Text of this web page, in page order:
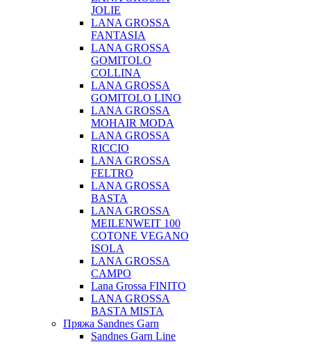
JOLIE
LANA GROSSA
FANTASIA
LANA GROSSA
GOMITOLO
COLLINA
LANA GROSSA
GOMITOLO LINO
LANA GROSSA
MOHAIR MODA
LANA GROSSA
RICCIO
LANA GROSSA
FELTRO
LANA GROSSA
BASTA
LANA GROSSA
MEILENWEIT 100
COTONE VEGANO
ISOLA
LANA GROSSA
CAMPO
Lana Grossa FINITO
LANA GROSSA
BASTA MISTA
Пряжа Sandnes Garn
Sandnes Garn Line